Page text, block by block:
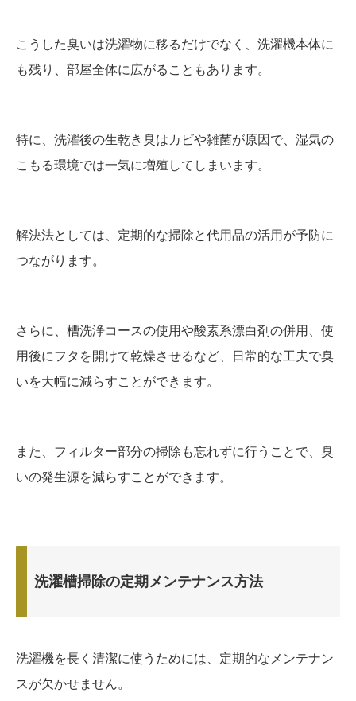
こうした臭いは洗濯物に移るだけでなく、洗濯機本体に
も残り、部屋全体に広がることもあります。
特に、洗濯後の生乾き臭はカビや雑菌が原因で、湿気の
こもる環境では一気に増殖してしまいます。
解決法としては、定期的な掃除と代用品の活用が予防に
つながります。
さらに、槽洗浄コースの使用や酸素系漂白剤の併用、使
用後にフタを開けて乾燥させるなど、日常的な工夫で臭
いを大幅に減らすことができます。
また、フィルター部分の掃除も忘れずに行うことで、臭
いの発生源を減らすことができます。
洗濯槽掃除の定期メンテナンス方法
洗濯機を長く清潔に使うためには、定期的なメンテナン
スが欠かせません。